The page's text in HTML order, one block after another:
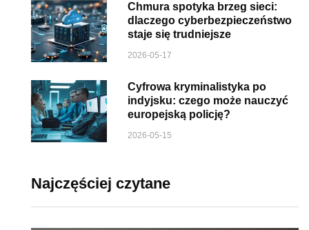
Chmura spotyka brzeg sieci:
dlaczego cyberbezpieczeństwo
staje się trudniejsze
2026-05-17
Cyfrowa kryminalistyka po
indyjsku: czego może nauczyć
europejską policję?
2026-05-15
Najczęściej czytane